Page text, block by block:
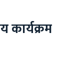
कार्यक्रम